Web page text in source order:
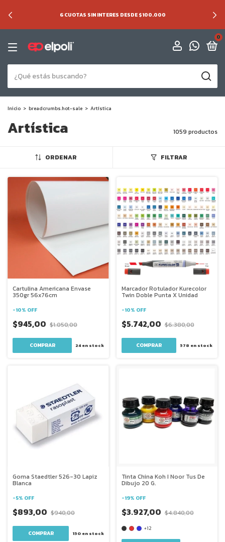
6 CUOTAS SIN INTERES DESDE $100.000
0
Inicio > breadcrumbs.hot-sale > Artística
Artística 1059 productos
ORDENAR FILTRAR
Cartulina Americana Envase
350gr 56x76cm
-10% OFF
$945,00 $1.050,00
24en stock
Marcador Rotulador Kurecolor
Twin Doble Punta X Unidad
-10% OFF
$5.742,00 $6.380,00
COMPRAR 578 en stock
Goma Staedtler 526-30 Lapiz
Blanca
-5% OFF
$893,00 $940,00
150en stock
Tinta China Koh I Noor Tus De
Dibujo 20 G.
-19% OFF
$3.927,00 $4.840,00
+12